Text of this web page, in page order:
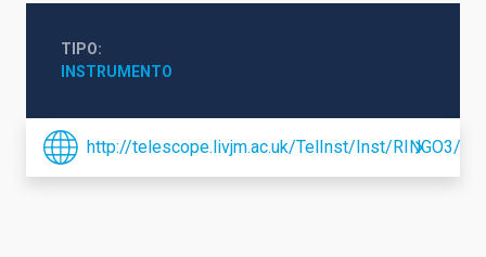
TIPO
INSTRUMENTO
http://telescope.livjm.ac.uk/TelInst/Inst/RINGO3/